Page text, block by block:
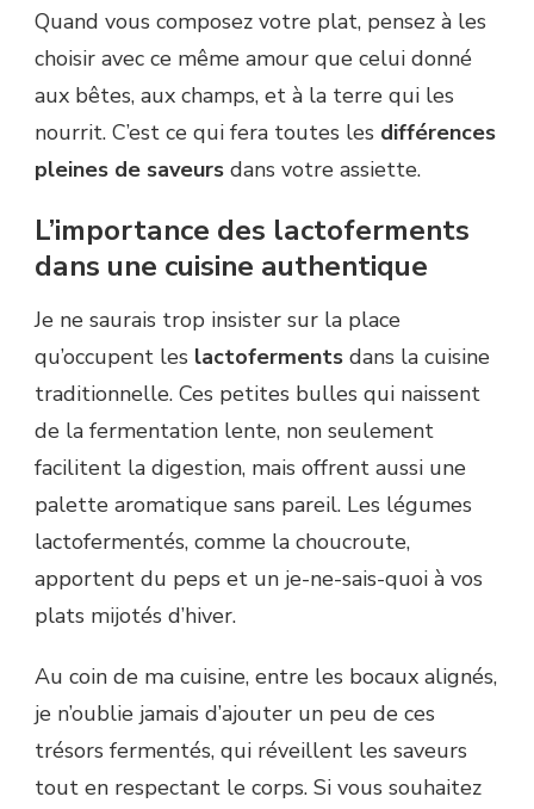
Quand vous composez votre plat, pensez à les
choisir avec ce même amour que celui donné
aux bêtes, aux champs, et à la terre qui les
nourrit. C’est ce qui fera toutes les différences
pleines de saveurs dans votre assiette.
L’importance des lactoferments
dans une cuisine authentique
Je ne saurais trop insister sur la place
qu’occupent les lactoferments dans la cuisine
traditionnelle. Ces petites bulles qui naissent
de la fermentation lente, non seulement
facilitent la digestion, mais offrent aussi une
palette aromatique sans pareil. Les légumes
lactofermentés, comme la choucroute,
apportent du peps et un je-ne-sais-quoi à vos
plats mijotés d’hiver.
Au coin de ma cuisine, entre les bocaux alignés,
je n’oublie jamais d’ajouter un peu de ces
trésors fermentés, qui réveillent les saveurs
tout en respectant le corps. Si vous souhaitez